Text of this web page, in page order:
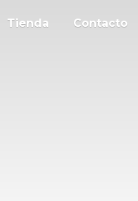
Tienda Contacto